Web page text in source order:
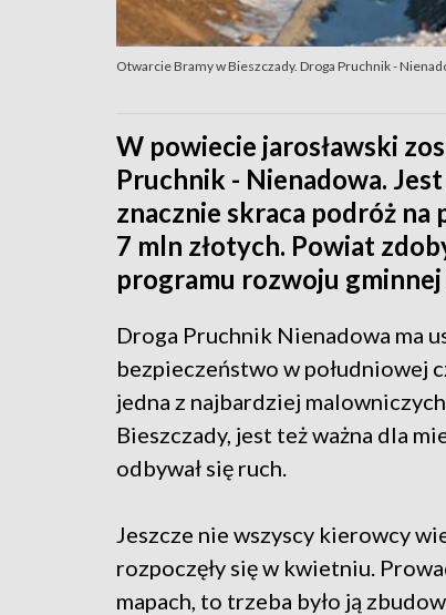
Otwarcie Bramy w Bieszczady. Droga Pruchnik -
W powiecie jarosławski
Pruchnik - Nienadowa.
znacznie skraca podróż na
7 mln złotych. Powiat
programu rozwoju
Droga Pruchnik Nienadowa ma
bezpieczeństwo w południowej
jedna z najbardziej
Bieszczady, jest też ważna dla
odbywał się ruch.
Jeszcze nie wszyscy kierowcy
rozpoczęły się w kwietniu.
mapach, to trzeba było ją